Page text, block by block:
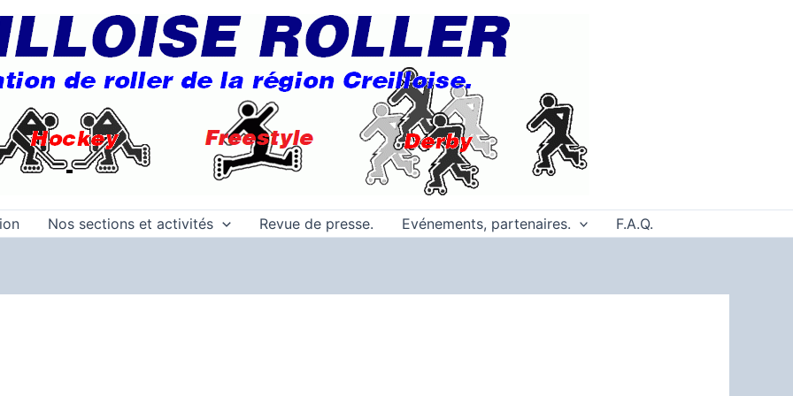
Nos sections et activités Revue de presse. Evénements, partenaires. F.A.Q.